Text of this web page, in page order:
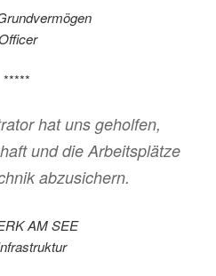
*****
hat uns geholfen,
und die Arbeitsplätze
abzusichern.
AM SEE